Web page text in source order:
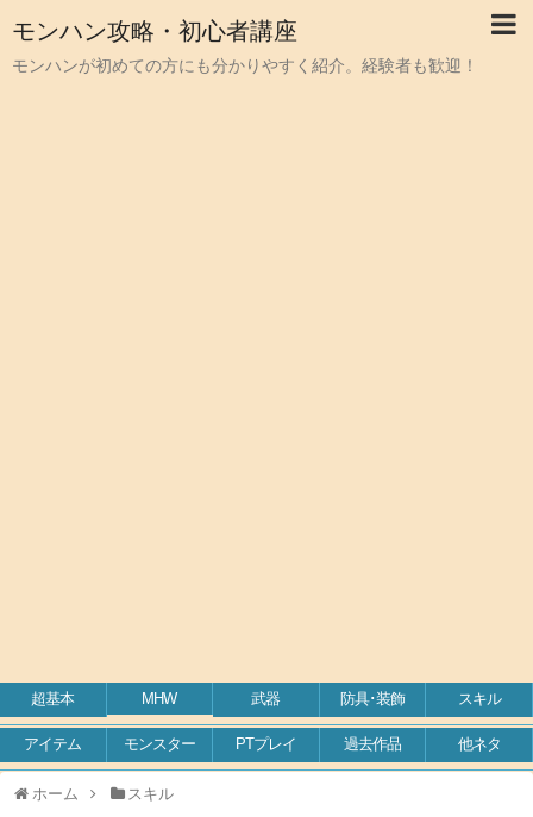
モンハン攻略・初心者講座
モンハンが初めての方にも分かりやすく紹介。経験者も歓迎！
超基本 MHW 武器 防具･装飾 スキル
アイテム モンスター PTプレイ 過去作品 他ネタ
ホーム スキル